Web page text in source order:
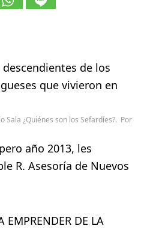
de los
que vivieron en
Sala ¿Quiénes son los Sefardíes?. Por
año 2013, les
R. Asesoría de Nuevos
EMPRENDER DE LA